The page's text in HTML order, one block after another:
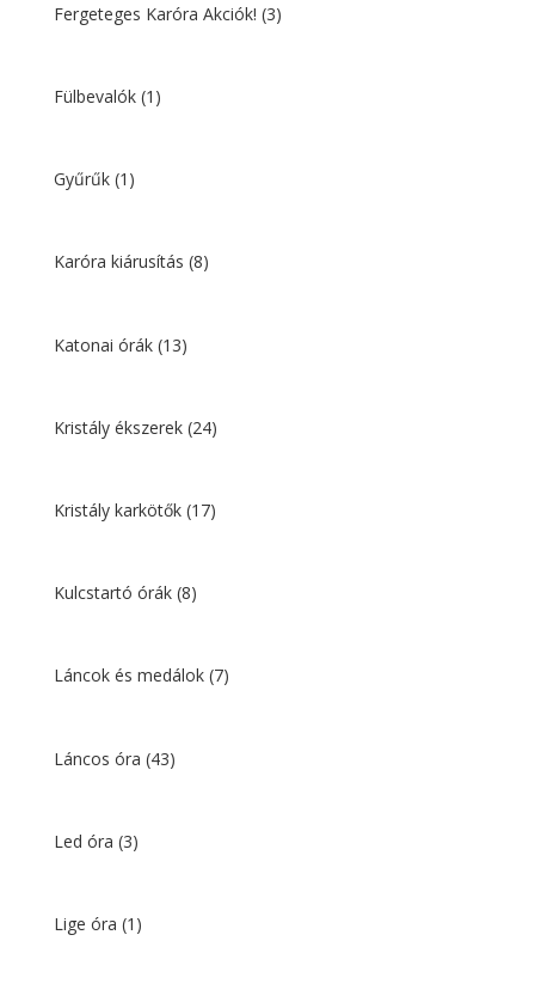
Fergeteges Karóra Akciók! (3)
Fülbevalók (1)
Gyűrűk (1)
Karóra kiárusítás (8)
Katonai órák (13)
Kristály ékszerek (24)
Kristály karkötők (17)
Kulcstartó órák (8)
Láncok és medálok (7)
Láncos óra (43)
Led óra (3)
Lige óra (1)